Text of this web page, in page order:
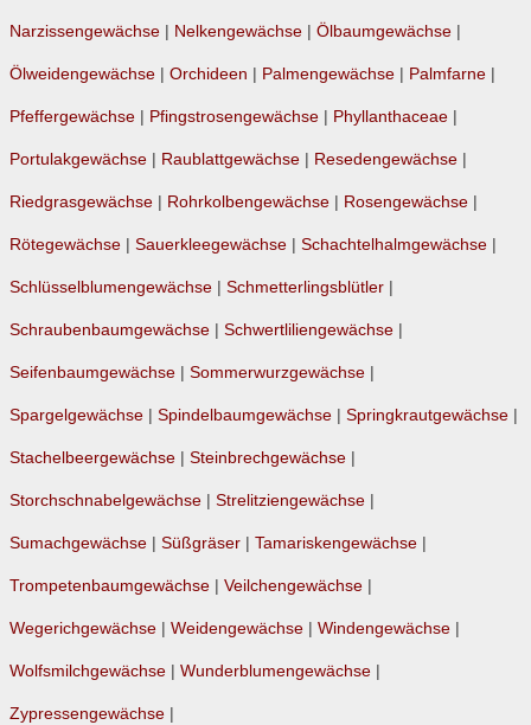
Narzissengewächse | Nelkengewächse | Ölbaumgewächse |
Ölweidengewächse | Orchideen | Palmengewächse | Palmfarne |
Pfeffergewächse | Pfingstrosengewächse | Phyllanthaceae |
Portulakgewächse | Raublattgewächse | Resedengewächse |
Riedgrasgewächse | Rohrkolbengewächse | Rosengewächse |
Rötegewächse | Sauerkleegewächse | Schachtelhalmgewächse |
Schlüsselblumengewächse | Schmetterlingsblütler |
Schraubenbaumgewächse | Schwertliliengewächse |
Seifenbaumgewächse | Sommerwurzgewächse |
Spargelgewächse | Spindelbaumgewächse | Springkrautgewächse |
Stachelbeergewächse | Steinbrechgewächse |
Storchschnabelgewächse | Strelitziengewächse |
Sumachgewächse | Süßgräser | Tamariskengewächse |
Trompetenbaumgewächse | Veilchengewächse |
Wegerichgewächse | Weidengewächse | Windengewächse |
Wolfsmilchgewächse | Wunderblumengewächse |
Zypressengewächse |